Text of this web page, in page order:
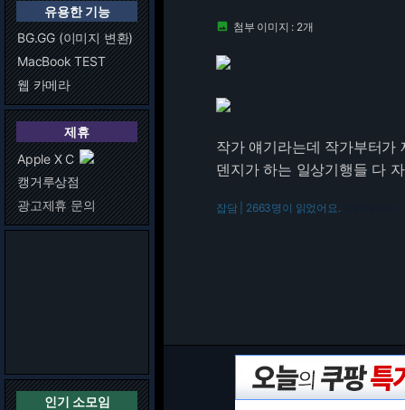
유용한 기능
BG.GG (이미지 변환)
MacBook TEST
웹 카메라
제휴
Apple X C
캥거루상점
광고제휴 문의
인기 소모임
 첨부 이미지 : 2개
작가 얘기라는데 작가부터가
덴지가 하는 일상기행들 다
잡담 | 2663명이 읽었어요.